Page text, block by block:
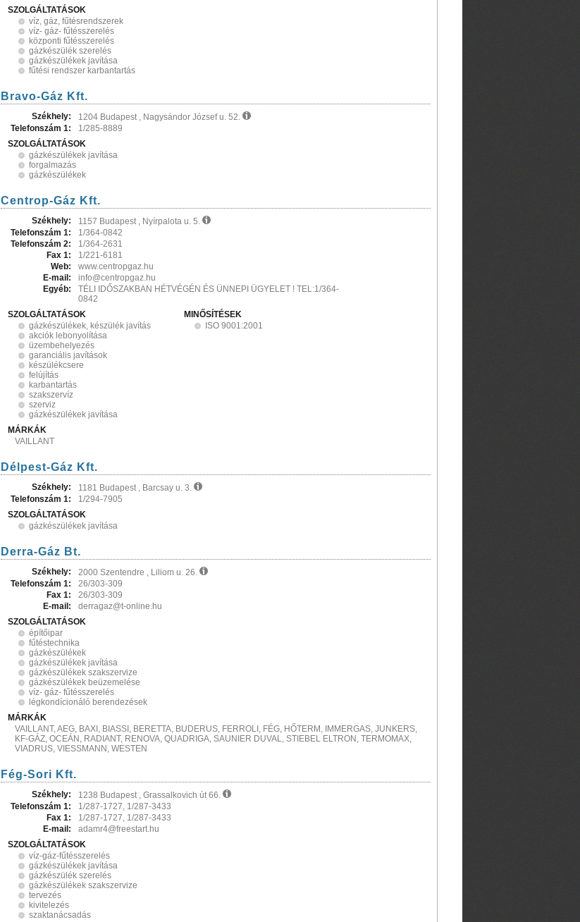
SZOLGÁLTATÁSOK
víz, gáz, fűtésrendszerek
víz- gáz- fűtésszerelés
központi fűtésszerelés
gázkészülék szerelés
gázkészülékek javítása
fűtési rendszer karbantartás
Bravo-Gáz Kft.
Székhely:
1204 Budapest , Nagysándor József u. 52.
Telefonszám 1:
1/285-8889
SZOLGÁLTATÁSOK
gázkészülékek javítása
forgalmazás
gázkészülékek
Centrop-Gáz Kft.
Székhely:
1157 Budapest , Nyírpalota u. 5.
Telefonszám 1:
1/364-0842
Telefonszám 2:
1/364-2631
Fax 1:
1/221-6181
Web:
www.centropgaz.hu
E-mail:
info@centropgaz.hu
Egyéb:
TÉLI IDŐSZAKBAN HÉTVÉGÉN ÉS ÜNNEPI ÜGYELET ! TEL:1/364-
0842
SZOLGÁLTATÁSOK
gázkészülékek, készülék javítás
akciók lebonyolítása
üzembehelyezés
garanciális javítások
készülékcsere
felújítás
karbantartás
szakszervíz
szerviz
gázkészülékek javítása
MINŐSÍTÉSEK
ISO 9001:2001
MÁRKÁK
VAILLANT
Délpest-Gáz Kft.
Székhely:
1181 Budapest , Barcsay u. 3.
Telefonszám 1:
1/294-7905
SZOLGÁLTATÁSOK
gázkészülékek javítása
Derra-Gáz Bt.
Székhely:
2000 Szentendre , Liliom u. 26.
Telefonszám 1:
26/303-309
Fax 1:
26/303-309
E-mail:
derragaz@t-online.hu
SZOLGÁLTATÁSOK
építőipar
fűtéstechnika
gázkészülékek
gázkészülékek javítása
gázkészülékek szakszervize
gázkészülékek beüzemelése
víz- gáz- fűtésszerelés
légkondícionáló berendezések
MÁRKÁK
VAILLANT, AEG, BAXI, BIASSI, BERETTA, BUDERUS, FERROLI, FÉG, HŐTERM, IMMERGAS, JUNKERS,
KF-GÁZ, OCEÁN, RADIANT, RENOVA, QUADRIGA, SAUNIER DUVAL, STIEBEL ELTRON, TERMOMAX,
VIADRUS, VIESSMANN, WESTEN
Fég-Sori Kft.
Székhely:
1238 Budapest , Grassalkovich út 66.
Telefonszám 1:
1/287-1727, 1/287-3433
Fax 1:
1/287-1727, 1/287-3433
E-mail:
adamr4@freestart.hu
SZOLGÁLTATÁSOK
víz-gáz-fűtésszerelés
gázkészülékek javítása
gázkészülék szerelés
gázkészülékek szakszervize
tervezés
kivitelezés
szaktanácsadás